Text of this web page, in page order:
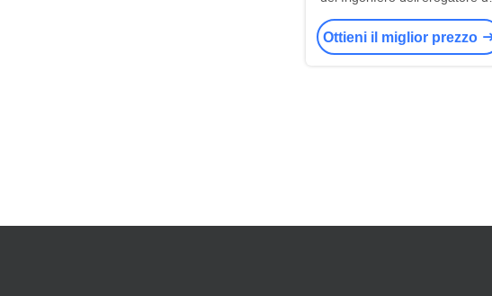
fiore con l'armadio di
raffreddamento astuto 120V
Ottieni il miglior prezzo